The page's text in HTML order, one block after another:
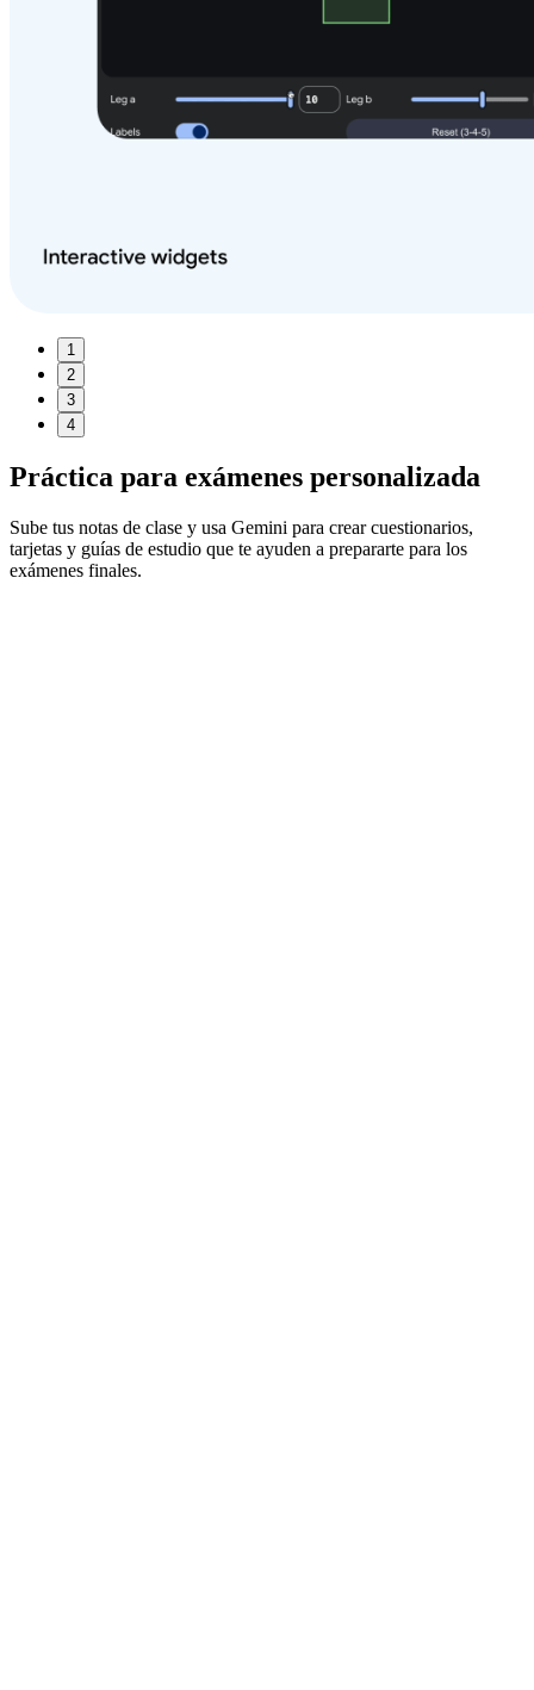
1
2
3
4
Práctica para exámenes personalizada
Sube tus notas de clase y usa Gemini para crear cuestionarios,
tarjetas y guías de estudio que te ayuden a prepararte para los
exámenes finales.